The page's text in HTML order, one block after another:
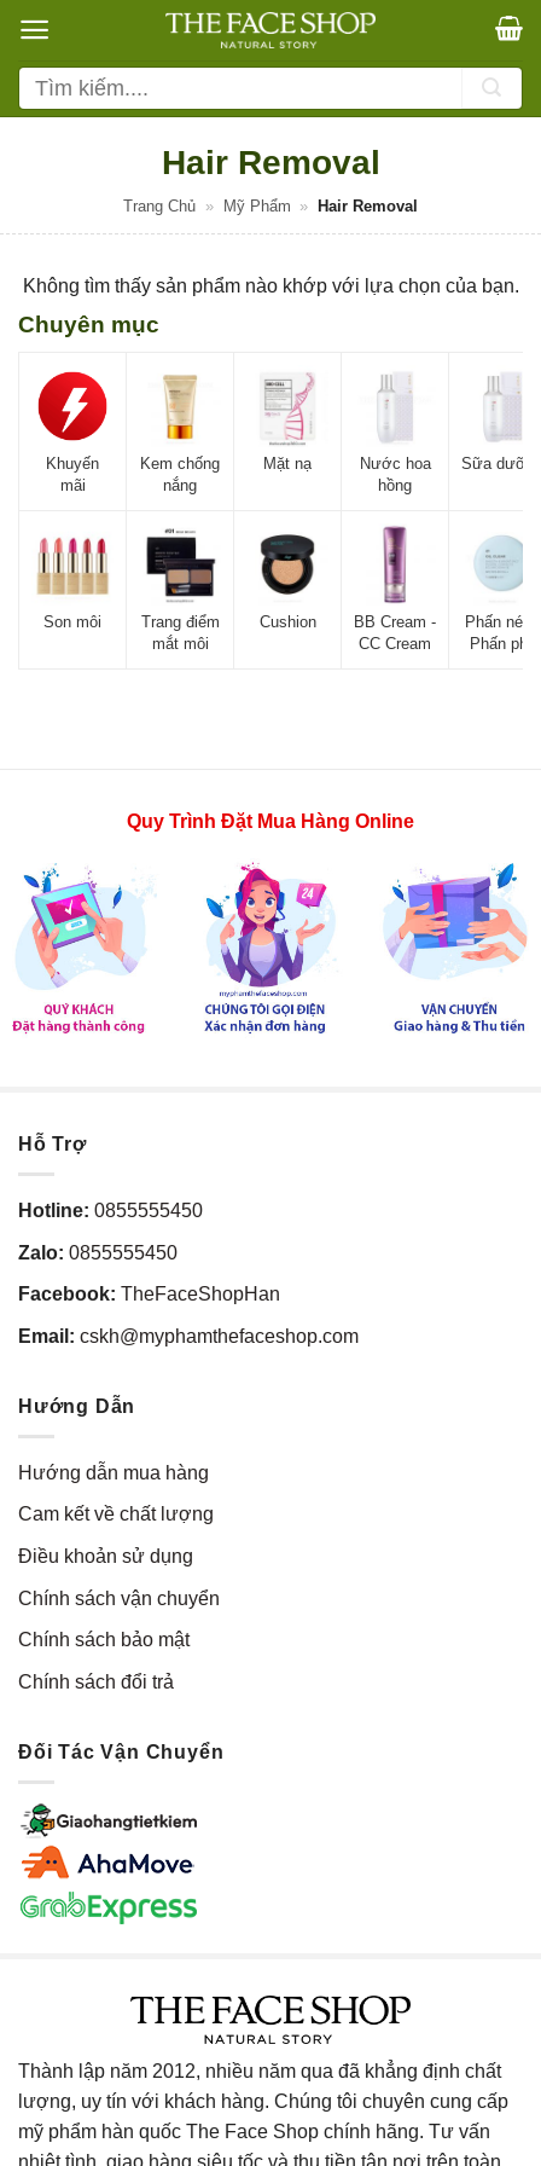
qua
nội
dung
Tìm
kiếm:
Hair Removal
Trang Chủ » Mỹ Phẩm » Hair Removal
Không tìm thấy sản phẩm nào khớp với lựa chọn của bạn.
Chuyên mục
Khuyến
mãi
Kem chống
nắng
Mặt nạ
Nước hoa
hồng
Sữa
Son môi
Trang điểm
mắt môi
Cushion
BB Cream -
CC Cream
Phấn nén -
Phấn phủ
Quy Trình Đặt Mua Hàng Online
Hỗ Trợ
Hotline: 0855555450
Zalo: 0855555450
Facebook: TheFaceShopHan
Email: cskh@myphamthefaceshop.com
Hướng Dẫn
Hướng dẫn mua hàng
Cam kết về chất lượng
Điều khoản sử dụng
Chính sách vận chuyển
Chính sách bảo mật
Chính sách đổi trả
Đối Tác Vận Chuyển
Thành lập năm 2012, nhiều năm qua đã khẳng định chất
lượng, uy tín với khách hàng. Chúng tôi chuyên cung cấp
mỹ phẩm hàn quốc The Face Shop chính hãng. Tư vấn
nhiệt tình, giao hàng siêu tốc và thu tiền tận nơi trên toàn